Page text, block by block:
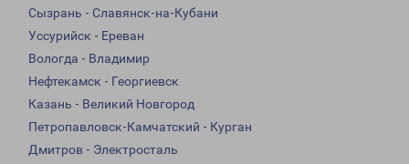
Сызрань - Славянск-на-Кубани
Уссурийск - Ереван
Вологда - Владимир
Нефтекамск - Георгиевск
Казань - Великий Новгород
Петропавловск-Камчатский - Курган
Дмитров - Электросталь